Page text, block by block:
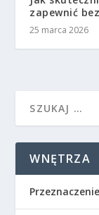
zapewnić
25 marca 2026
WNĘTRZA